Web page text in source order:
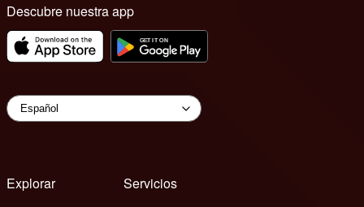
Descubre nuestra app
Explorar
Servicios